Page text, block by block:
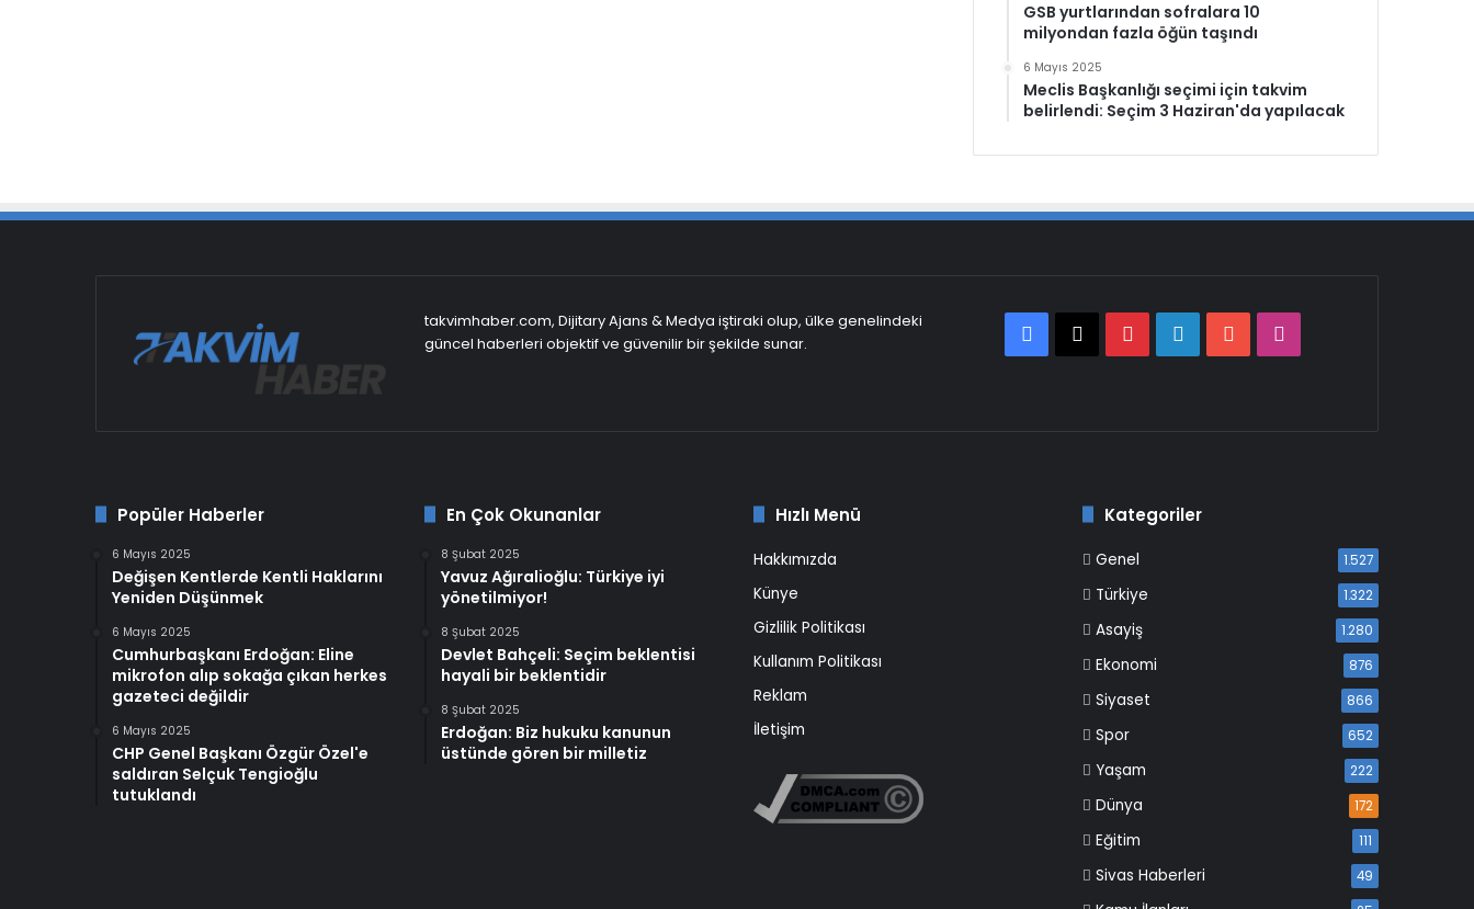
GSB yurtlarından sofralara 10
milyondan fazla öğün taşındı
6 Mayıs 2025
Meclis Başkanlığı seçimi için takvim
belirlendi: Seçim 3 Haziran'da yapılacak
takvimhaber.com, Dijitary Ajans & Medya iştiraki olup, ülke genelindeki
güncel haberleri objektif ve güvenilir bir şekilde sunar.
Facebook
X PinterestLinkedInYouTube
Popüler Haberler
6 Mayıs 2025
Değişen Kentlerde Kentli Haklarını
Yeniden Düşünmek
6 Mayıs 2025
Cumhurbaşkanı Erdoğan: Eline
mikrofon alıp sokağa çıkan herkes
gazeteci değildir
6 Mayıs 2025
CHP Genel Başkanı Özgür Özel'e
saldıran Selçuk Tengioğlu
tutuklandı
En Çok Okunanlar
8 Şubat 2025
Yavuz Ağıralioğlu: Türkiye iyi
yönetilmiyor!
8 Şubat 2025
Devlet Bahçeli: Seçim beklentisi
hayali bir beklentidir
8 Şubat 2025
Erdoğan: Biz hukuku kanunun
üstünde gören bir milletiz
Hızlı Menü
Hakkımızda
Künye
Gizlilik Politikası
Kullanım Politikası
Reklam
İletişim
Kategoriler
Genel 1.527
Türkiye 1.322
Asayiş 1.280
Ekonomi 876
Siyaset 866
Spor 652
Yaşam 222
Dünya 172
Eğitim 111
Sivas Haberleri 49